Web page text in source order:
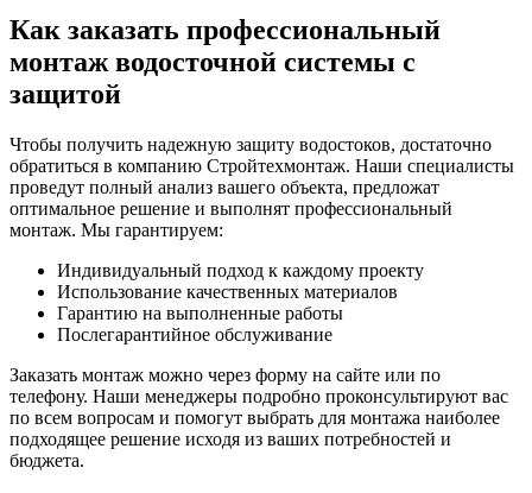
Как заказать профессиональный
монтаж водосточной системы с
защитой
Чтобы получить надежную защиту водостоков, достаточно
обратиться в компанию Стройтехмонтаж. Наши специалисты
проведут полный анализ вашего объекта, предложат
оптимальное решение и выполнят профессиональный
монтаж. Мы гарантируем:
Индивидуальный подход к каждому проекту
Использование качественных материалов
Гарантию на выполненные работы
Послегарантийное обслуживание
Заказать монтаж можно через форму на сайте или по
телефону. Наши менеджеры подробно проконсультируют вас
по всем вопросам и помогут выбрать для монтажа наиболее
подходящее решение исходя из ваших потребностей и
бюджета.